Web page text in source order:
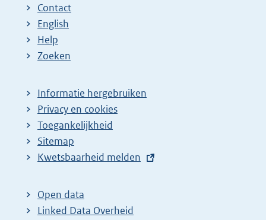
Contact
English
Help
Zoeken
Informatie hergebruiken
Privacy en cookies
Toegankelijkheid
Sitemap
E
t
e
Kwetsbaarheid melden
Open data
Linked Data Overheid